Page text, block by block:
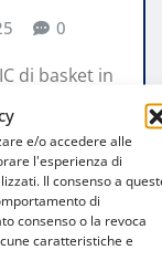
e/o accedere alle
l'esperienza di
Il consenso a
di
consenso o la revoca
caratteristiche e
0
di basket in
Dopo la